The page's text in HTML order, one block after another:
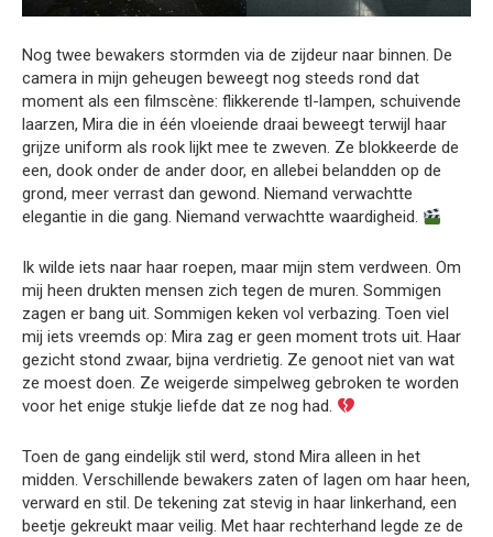
Nog twee bewakers stormden via de zijdeur naar binnen. De
camera in mijn geheugen beweegt nog steeds rond dat
moment als een filmscène: flikkerende tl-lampen, schuivende
laarzen, Mira die in één vloeiende draai beweegt terwijl haar
grijze uniform als rook lijkt mee te zweven. Ze blokkeerde de
een, dook onder de ander door, en allebei belandden op de
grond, meer verrast dan gewond. Niemand verwachtte
elegantie in die gang. Niemand verwachtte waardigheid.
Ik wilde iets naar haar roepen, maar mijn stem verdween. Om
mij heen drukten mensen zich tegen de muren. Sommigen
zagen er bang uit. Sommigen keken vol verbazing. Toen viel
mij iets vreemds op: Mira zag er geen moment trots uit. Haar
gezicht stond zwaar, bijna verdrietig. Ze genoot niet van wat
ze moest doen. Ze weigerde simpelweg gebroken te worden
voor het enige stukje liefde dat ze nog had.
Toen de gang eindelijk stil werd, stond Mira alleen in het
midden. Verschillende bewakers zaten of lagen om haar heen,
verward en stil. De tekening zat stevig in haar linkerhand, een
beetje gekreukt maar veilig. Met haar rechterhand legde ze de